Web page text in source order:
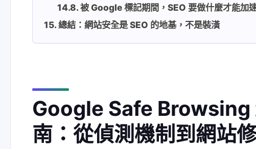
被 Google 標記期間，SEO 要做什麼才能加
總結：網站安全是 SEO 的地基，不是裝潢
Google Safe Browsing
南：從偵測機制到網站